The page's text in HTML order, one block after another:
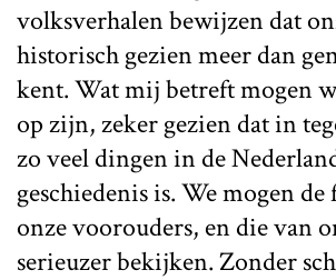
volksverhalen bewijzen dat
historisch gezien meer dan
kent. Wat mij betreft mogen
op zijn, zeker gezien dat in
zo veel dingen in de
geschiedenis is. We mogen de
onze voorouders, en die van
serieuzer bekijken. Zonder